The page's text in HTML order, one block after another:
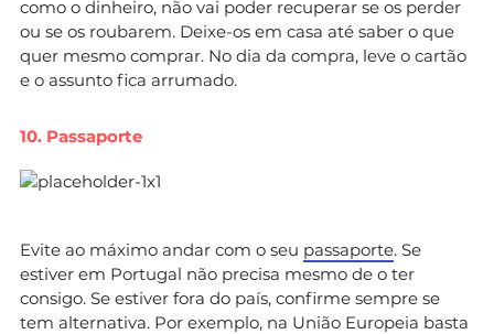
como o dinheiro, não vai poder recuperar se os perder
ou se os roubarem. Deixe-os em casa até saber o que
quer mesmo comprar. No dia da compra, leve o cartão
e o assunto fica arrumado.
10. Passaporte
Evite ao máximo andar com o seu passaporte. Se
estiver em Portugal não precisa mesmo de o ter
consigo. Se estiver fora do país, confirme sempre se
tem alternativa. Por exemplo, na União Europeia basta